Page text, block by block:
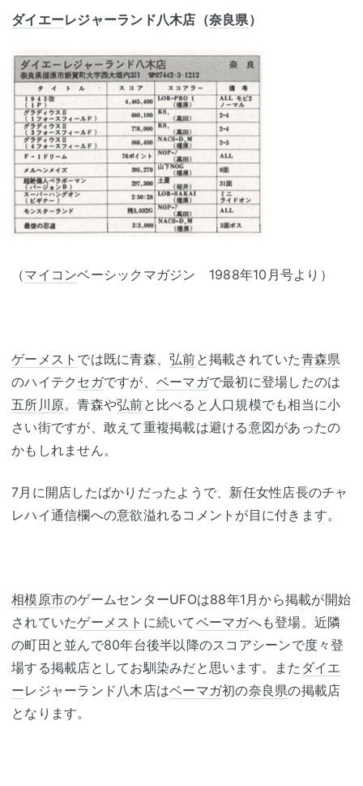
ダイエーレジャーランド八木店（奈良県）
（マイコンベーシックマガジン 1988年10月号より）
ゲーメスト では既に青森、 弘前と掲載されていた青森県
のハイテク セガですが、 ベーマガで最初に登場したのは
五所川原。青森や弘前と比べると人口規模でも相当に小
さい街ですが、敢えて重複掲載は避ける意図があったの
かもしれません。
7月に開店したばかりだったようで、新任女性店長のチャ
レハイ通信欄への意欲溢れるコメントが目に付きます。
相模原市のゲームセンターUFOは88年1月から掲載が開始
されていたゲーメスト に続いてベーマガへも登場。近隣
の町田と並んで80年台後半以降のスコアシーンで度々登
場する掲載店としてお馴染みだと思います。また ダイエ
ーレジャーランド八木店はベーマガ初の奈良県の掲載店
となります。